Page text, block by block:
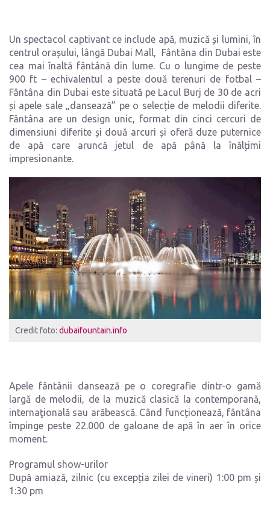
Un spectacol captivant ce include apă, muzică și lumini, în
centrul orașului, lângă Dubai Mall, Fântâna din Dubai este
cea mai înaltă fântână din lume. Cu o lungime de peste
900 ft – echivalentul a peste două terenuri de fotbal –
Fântâna din Dubai este situată pe Lacul Burj de 30 de acri
și apele sale „dansează” pe o selecție de melodii diferite.
Fântâna are un design unic, format din cinci cercuri de
dimensiuni diferite și două arcuri și oferă duze puternice
de apă care aruncă jetul de apă până la înălțimi
impresionante.
Credit foto: dubaifountain.info
Apele fântânii dansează pe o coregrafie dintr-o gamă
largă de melodii, de la muzică clasică la contemporană,
internaţională sau arăbească. Când funcționează, fântâna
împinge peste 22.000 de galoane de apă în aer în orice
moment.
Programul show-urilor
După amiază, zilnic (cu excepția zilei de vineri) 1:00 pm și
1:30 pm